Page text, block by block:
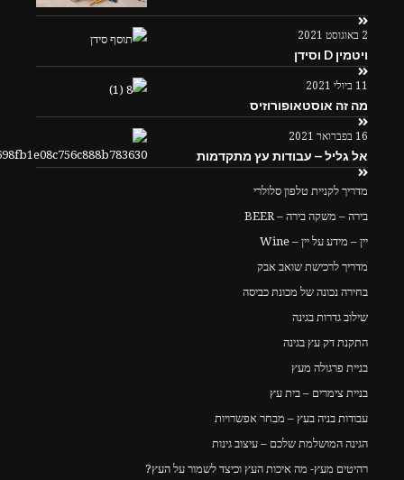
2 באוגוסט 2021
ויטמין D וסידן
11 ביולי 2021
מה זה אוסטאופורוזיס
16 בפברואר 2021
אל גליל – עבודות עץ מתקדמות
מדריך לקניית טלפון סלולרי
בירה – משקה בירה – BEER
יין – מידע על יין – Wine
מדריך לרכישת שואב אבק
בחירה נכונה של מכונת כביסה
שילוב גדרות בגינה
התקנת דק עץ בגינה
בניית פרגולה מעץ
בניית צימרים – בית עץ
עבודות בניה בעץ – מבחר אפשרויות
הגינה המושלמת שלכם – עיצוב גינות
רהיטים מעץ- מה איכות העץ וכיצד לשמור על העץ?